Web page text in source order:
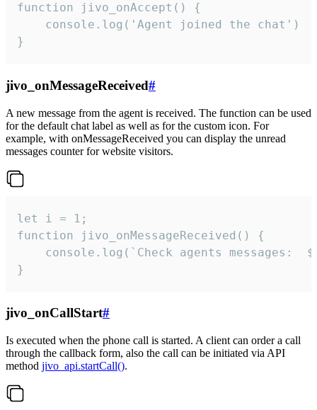
function jivo_onAccept() {
}
jivo_onMessageReceived#
A new message from the agent is received. The function can be used
for the default chat label as well as for the custom icon. For
example, with onMessageReceived you can display the unread
messages counter for website visitors.
let i = 1;
function jivo_onMessageReceived() {
}
jivo_onCallStart#
Is executed when the phone call is started. A client can order a call
through the callback form, also the call can be initiated via API
method jivo_api.startCall().